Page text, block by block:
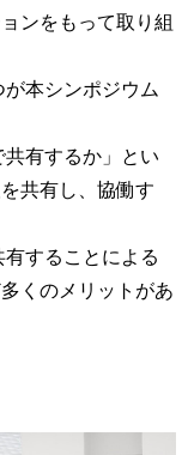
ンをもって取り組
本シンポジウム
有するか」とい
共有し、協働す
することによる
くのメリットがあ